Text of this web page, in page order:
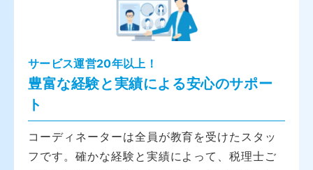
サービス運営20年以上！
豊富な経験と実績による安心のサポー
ト
コーディネーターは全員が教育を受けたスタッ
フです。確かな経験と実績によって、税理士ご